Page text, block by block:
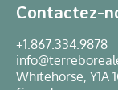
Contactez-
+1.867.334.9878
Whitehorse, Y1A